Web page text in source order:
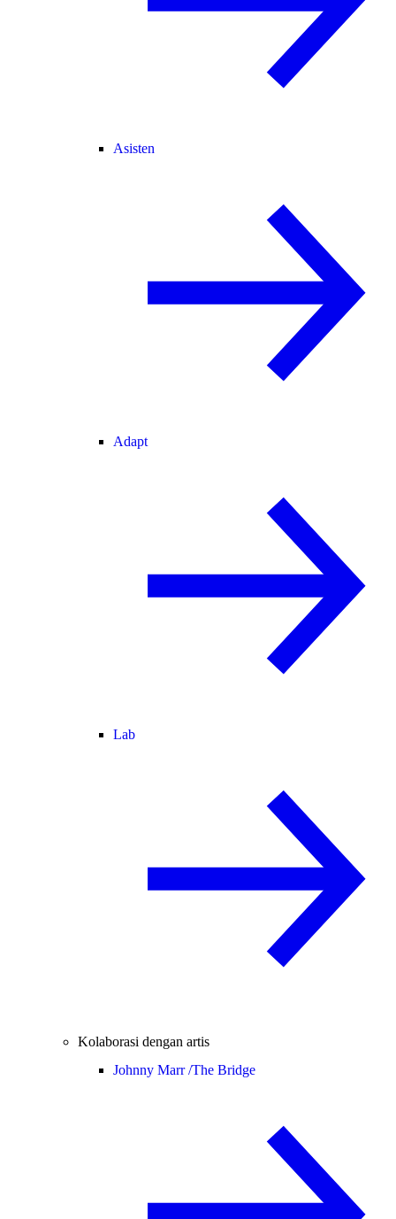
Asisten
Adapt
Lab
Kolaborasi dengan artis
Johnny Marr /The Bridge